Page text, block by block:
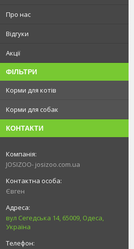
Про нас
Відгуки
Акції
ФІЛЬТРИ
Корми для котів
Корми для собак
КОНТАКТИ
JOSIZOO- josizoo.com.ua
Євген
вул Сегедська 14, 65009, Одеса,
Україна